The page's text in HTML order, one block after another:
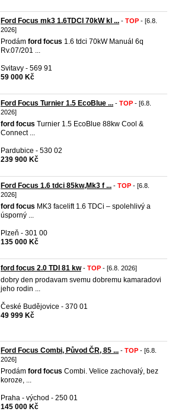
Ford Focus mk3 1.6TDCI 70kW kl ... - TOP - [6.8.
2026]
Prodám ford focus 1.6 tdci 70kW Manuál 6q
Rv.07/201 ...
Svitavy - 569 91
59 000 Kč
Ford Focus Turnier 1.5 EcoBlue ... - TOP - [6.8.
2026]
ford focus Turnier 1.5 EcoBlue 88kw Cool &
Connect ...
Pardubice - 530 02
239 900 Kč
Ford Focus 1.6 tdci 85kw,Mk3 f ... - TOP - [6.8.
2026]
ford focus MK3 facelift 1.6 TDCi – spolehlivý a
úsporný ...
Plzeň - 301 00
135 000 Kč
ford focus 2.0 TDI 81 kw- TOP - [6.8. 2026]
dobry den prodavam svemu dobremu kamaradovi
jeho rodin ...
České Budějovice - 370 01
49 999 Kč
Ford Focus Combi, Původ ČR, 85 ... - TOP - [6.8.
2026]
Prodám ford focus Combi. Velice zachovalý, bez
koroze, ...
Praha - východ - 250 01
145 000 Kč